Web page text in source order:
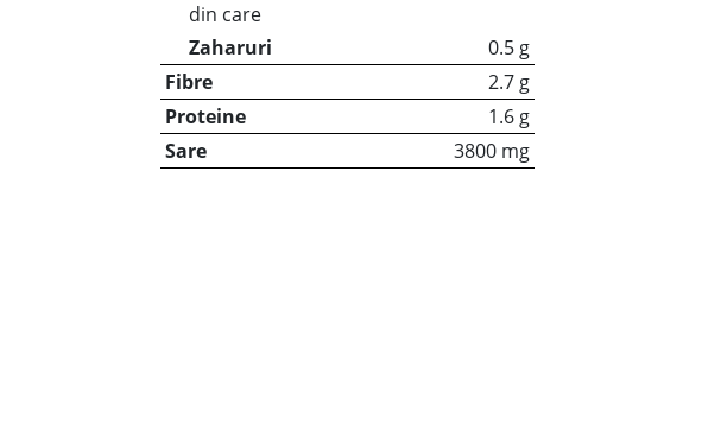
din care
Zaharuri
0.5 g
Fibre
2.7 g
Proteine
1.6 g
Sare
3800 mg